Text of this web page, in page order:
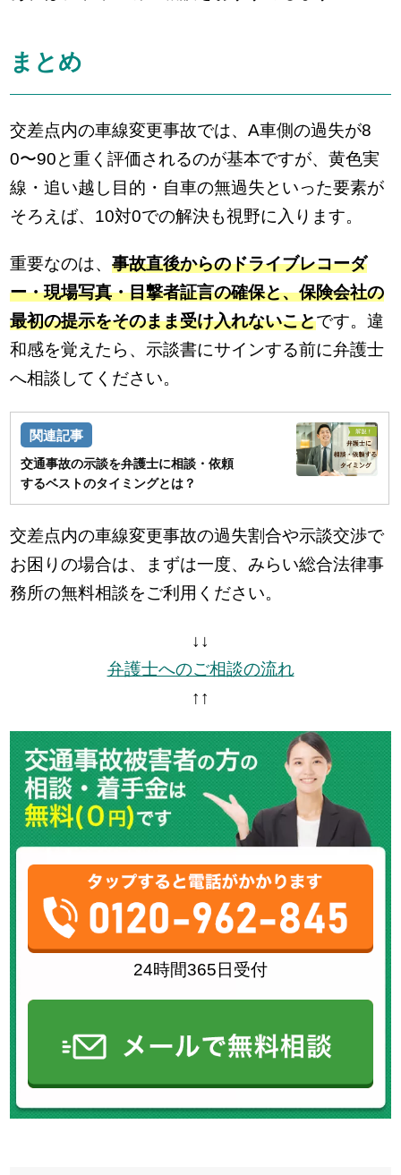
まとめ
交差点内の車線変更事故では、A車側の過失が8
0〜90と重く評価されるのが基本ですが、黄色実
線・追い越し目的・自車の無過失といった要素が
そろえば、10対0での解決も視野に入ります。
重要なのは、事故直後からのドライブレコーダ
ー・現場写真・目撃者証言の確保と、保険会社の
最初の提示をそのまま受け入れないことです。違
和感を覚えたら、示談書にサインする前に弁護士
へ相談してください。
交通事故の示談を弁護士に相談・依頼
するベストのタイミングとは？
交差点内の車線変更事故の過失割合や示談交渉で
お困りの場合は、まずは一度、みらい総合法律事
務所の無料相談をご利用ください。
↓↓
弁護士へのご相談の流れ
↑↑
24時間365日受付